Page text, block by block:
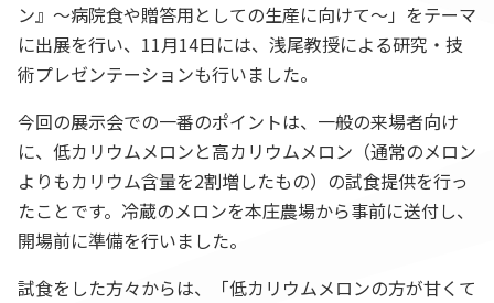
ン』〜病院食や贈答用としての生産に向けて〜」をテーマ
に出展を行い、11月14日には、浅尾教授による研究・技
術プレゼンテーションも行いました。
今回の展示会での一番のポイントは、一般の来場者向け
に、低カリウムメロンと高カリウムメロン（通常のメロン
よりもカリウム含量を2割増したもの）の試食提供を行っ
たことです。冷蔵のメロンを本庄農場から事前に送付し、
開場前に準備を行いました。
試食をした方々からは、「低カリウムメロンの方が甘くて